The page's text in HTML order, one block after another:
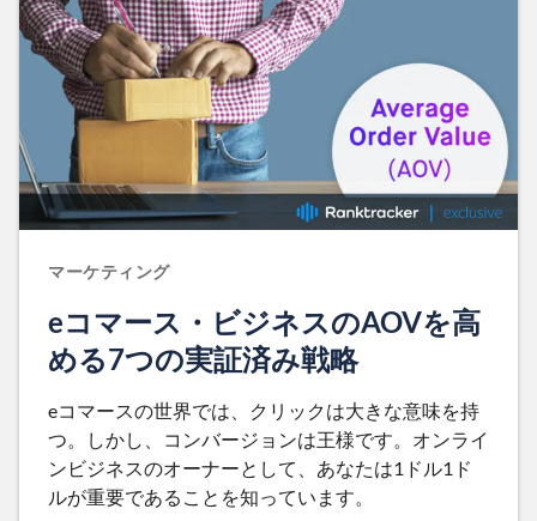
マーケティング
eコマース・ビジネスのAOVを高
める7つの実証済み戦略
eコマースの世界では、クリックは大きな意味を持
つ。しかし、コンバージョンは王様です。オンライ
ンビジネスのオーナーとして、あなたは1ドル1ド
ルが重要であることを知っています。